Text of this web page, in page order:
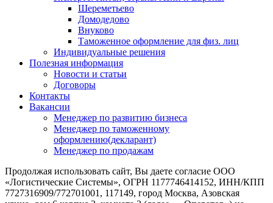
Шереметьево
Домодедово
Внуково
Таможенное оформление для физ. лиц
Индивидуальные решения
Полезная информация
Новости и статьи
Договоры
Контакты
Вакансии
Менеджер по развитию бизнеса
Менеджер по таможенному
оформлению(декларант)
Менеджер по продажам
Продолжая использовать сайт, Вы даете согласие ООО
«Логистические Системы», ОГРН 1177746414152, ИНН/КПП
7727316909/772701001, 117149, город Москва, Азовская